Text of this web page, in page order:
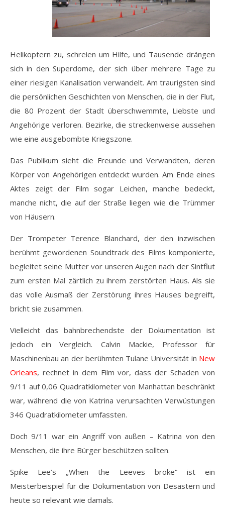
Helikoptern zu, schreien um Hilfe, und Tausende drängen
sich in den Superdome, der sich über mehrere Tage zu
einer riesigen Kanalisation verwandelt. Am traurigsten sind
die persönlichen Geschichten von Menschen, die in der Flut,
die 80 Prozent der Stadt überschwemmte, Liebste und
Angehörige verloren. Bezirke, die streckenweise aussehen
wie eine ausgebombte Kriegszone.
Das Publikum sieht die Freunde und Verwandten, deren
Körper von Angehörigen entdeckt wurden. Am Ende eines
Aktes zeigt der Film sogar Leichen, manche bedeckt,
manche nicht, die auf der Straße liegen wie die Trümmer
von Häusern.
Der Trompeter Terence Blanchard, der den inzwischen
berühmt gewordenen Soundtrack des Films komponierte,
begleitet seine Mutter vor unseren Augen nach der Sintflut
zum ersten Mal zärtlich zu ihrem zerstörten Haus. Als sie
das volle Ausmaß der Zerstörung ihres Hauses begreift,
bricht sie zusammen.
Vielleicht das bahnbrechendste der Dokumentation ist
jedoch ein Vergleich. Calvin Mackie, Professor für
Maschinenbau an der berühmten Tulane Universität in New
Orleans, rechnet in dem Film vor, dass der Schaden von
9/11 auf 0,06 Quadratkilometer von Manhattan beschränkt
war, während die von Katrina verursachten Verwüstungen
346 Quadratkilometer umfassten.
Doch 9/11 war ein Angriff von außen – Katrina von den
Menschen, die ihre Bürger beschützen sollten.
Spike Lee’s „When the Leeves broke“ ist ein
Meisterbeispiel für die Dokumentation von Desastern und
heute so relevant wie damals.